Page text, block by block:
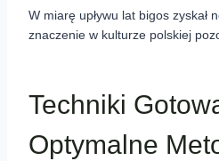
W miarę upływu lat bigos zyskał
znaczenie w kulturze polskiej
Techniki
Optymalne